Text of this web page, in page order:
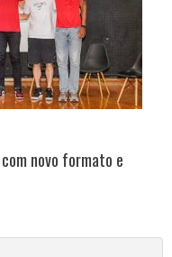
novo formato e